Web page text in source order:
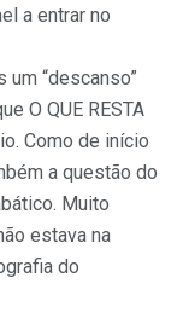
a entrar no
um “descanso”
O QUE RESTA
Como de início
a questão do
Muito
estava na
do